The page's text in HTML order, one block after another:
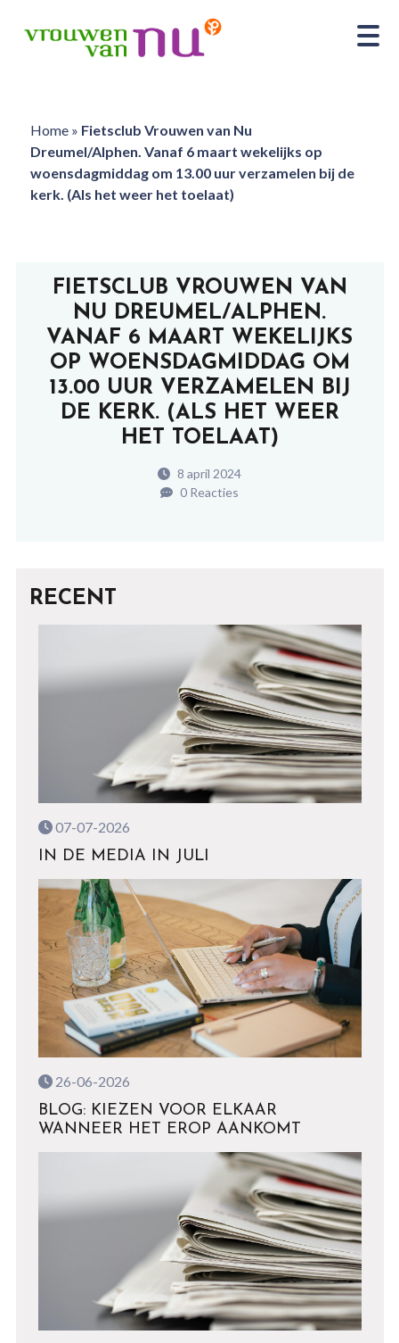
Home» Fietsclub Vrouwen van Nu
Dreumel/Alphen. Vanaf 6 maart wekelijks op
woensdagmiddag om 13.00 uur verzamelen bij de
kerk. (Als het weer het toelaat)
FIETSCLUB VROUWEN VAN
NU DREUMEL/ALPHEN.
VANAF 6 MAART WEKELIJKS
OP WOENSDAGMIDDAG OM
13.00 UUR VERZAMELEN BIJ
DE KERK. (ALS HET WEER
HET TOELAAT)
8 april 2024
0 Reacties
RECENT
07-07-2026
IN DE MEDIA IN JULI
26-06-2026
BLOG: KIEZEN VOOR ELKAAR
WANNEER HET EROP AANKOMT